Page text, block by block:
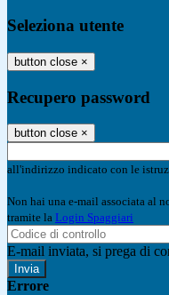
Seleziona utente
button close ×
Recupero password
button close ×
all'indirizzo indicato con le
Non hai una e-mail associata al
tramite la Login Spaggiari
E-mail inviata, si prega di
Errore